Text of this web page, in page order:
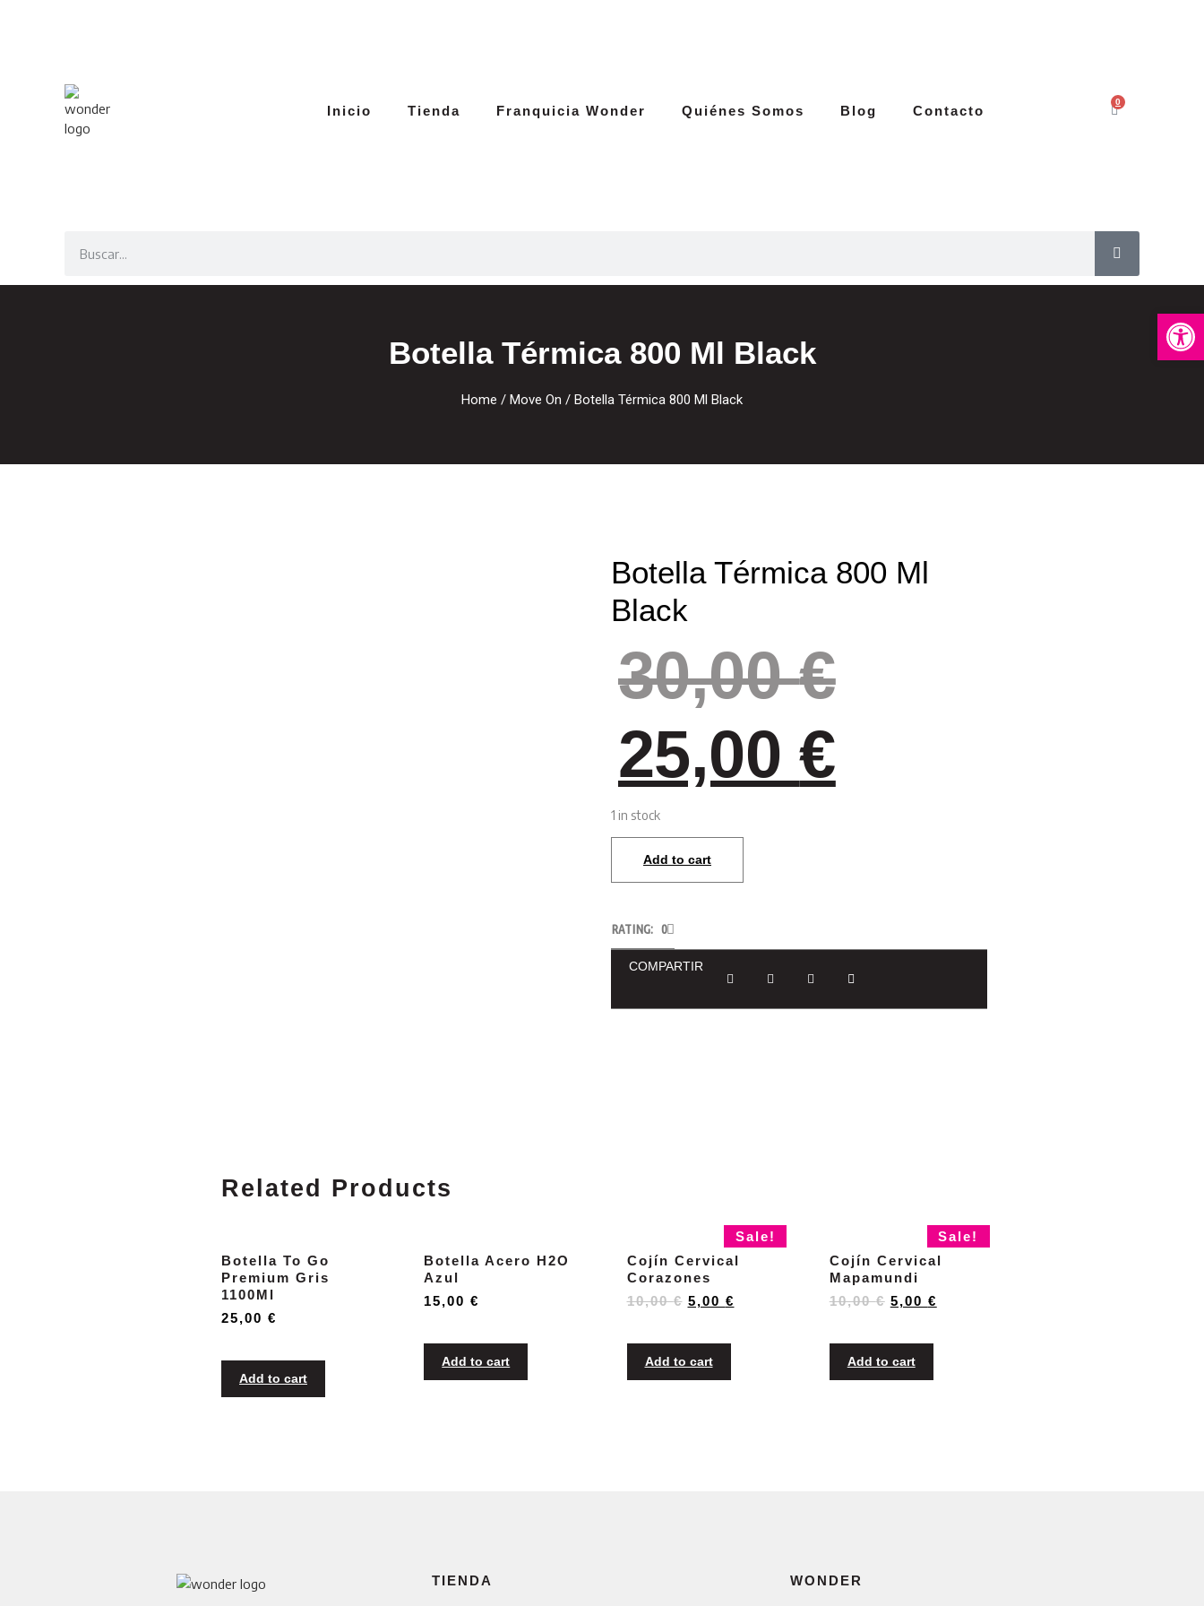
Inicio Tienda Franquicia Wonder Quiénes Somos Blog Contacto
0
Botella Térmica 800 Ml Black
Home / Move On / Botella Térmica 800 Ml Black
Botella Térmica 800 Ml
Black
30,00€
25,00€
1 in stock
Add to cart
RATING: 0
COMPARTIR
Related Products
Botella To Go
Premium Gris
1100Ml
25,00 €
Add to cart
Botella Acero H2O
Azul
15,00€
Add to cart
Sale!
Cojín Cervical
Corazones
10,00€ 5,00 €
Add to cart
Sale!
Cojín Cervical
Mapamundi
10,00€ 5,00 €
Add to cart
TIENDA WONDER
Abrir